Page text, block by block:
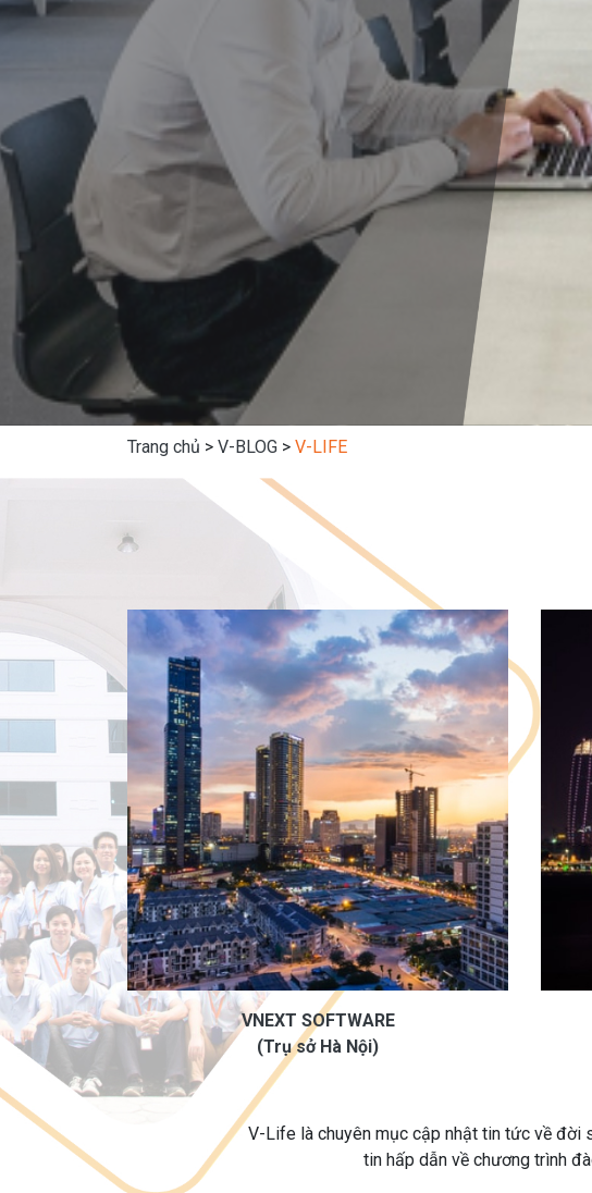
Trang chủ > V-BLOG > V-LIFE
VNEXT SOFTWARE
(Trụ sở Hà Nội)
V-Life là chuyên mục cập nhật tin tức về đời
tin hấp dẫn về chương trình